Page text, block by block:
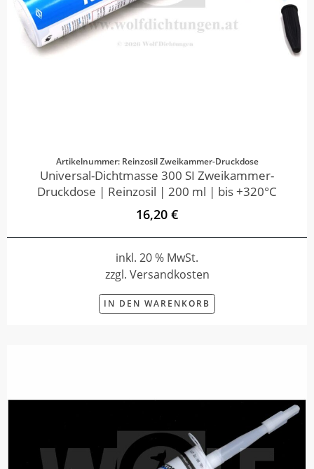
Artikelnummer: Reinzosil Zweikammer-Druckdose
Universal-Dichtmasse 300 SI Zweikammer-
Druckdose | Reinzosil | 200 ml | bis +320°C
16,20 €
inkl. 20 % MwSt.
zzgl. Versandkosten
IN DEN WARENKORB